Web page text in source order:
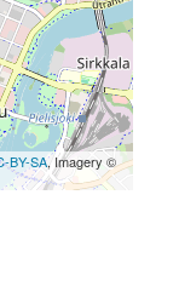
BY-SA, Imagery ©